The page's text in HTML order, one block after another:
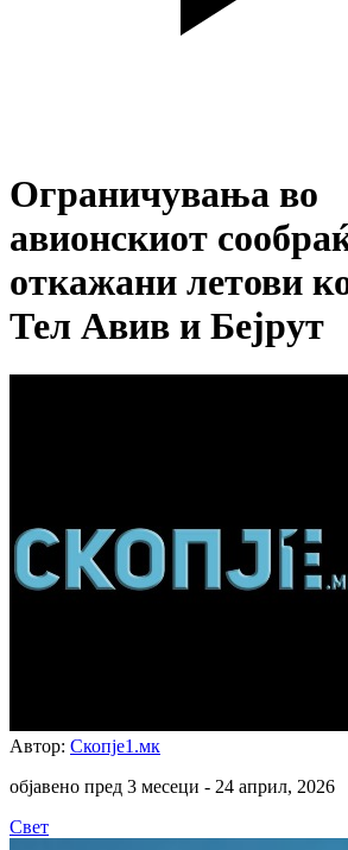
Ограничувања во
авионскиот
откажани летови
Тел Авив и Бејрут
Автор: Скопје1.мк
објавено пред 3 месеци - 24 април, 2026
Свет